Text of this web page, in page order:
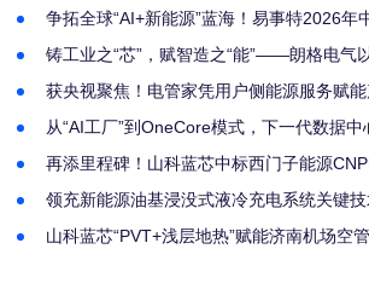
争拓全球“AI+新能源”蓝海！易事特2026年
铸工业之“芯”，赋智造之“能”——朗格电气
获央视聚焦！电管家凭用户侧能源服务赋
从“AI工厂”到OneCore模式，下一代数据中
再添里程碑！山科蓝芯中标西门子能源
领充新能源油基浸没式液冷充电系统关键技
山科蓝芯“PVT+浅层地热”赋能济南机场空